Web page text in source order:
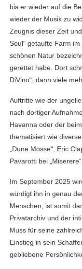
bis er wieder auf die
wieder der Musik zu
Zeugnis dieser Zeit
Soul“ getaufte Farm
schönen Natur
gerettet habe. Dort
DiVino“, dann viele
Auftritte wie der
nach dortiger
Havanna oder der
thematisiert wie
„Dune Mosse“, Eric
Pavarotti bei „Miserere“.
Im September 2025
würdigt ihn in genau
Menschen, ist somit
Privatarchiv und der
Muss für seine
Einstieg in sein
gebliebene